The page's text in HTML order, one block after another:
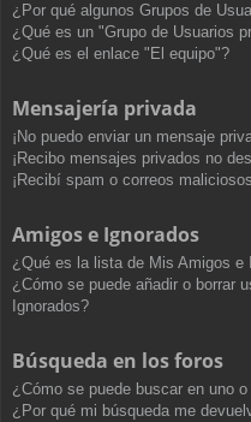
¿Por qué algunos Grupos de
¿Qué es un "Grupo de Usuarios
¿Qué es el enlace "El equipo"?
Mensajería privada
¡No puedo enviar un mensaje
¡Recibo mensajes privados no
¡Recibí spam o correos
Amigos e Ignorados
¿Qué es la lista de Mis Amigos e
¿Cómo se puede añadir o borrar
Ignorados?
Búsqueda en los foros
¿Cómo se puede buscar en uno
¿Por qué mi búsqueda me